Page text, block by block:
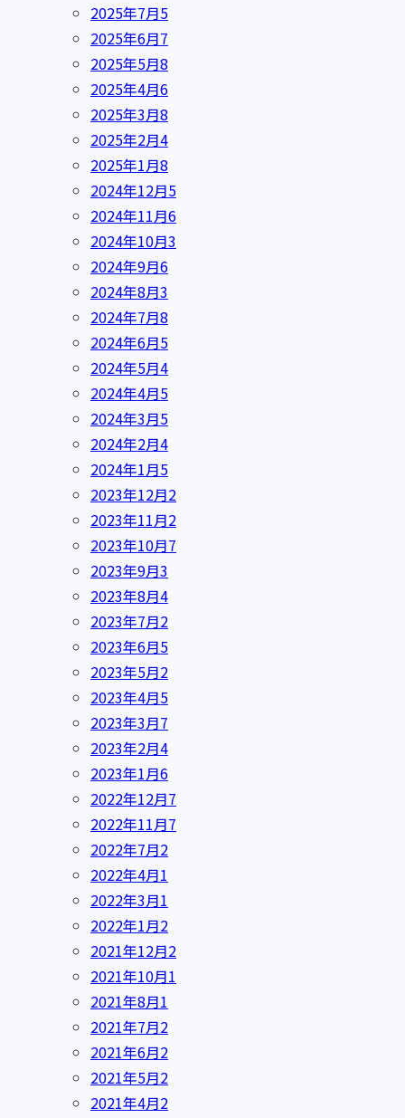
2025年7月5
2025年6月7
2025年5月8
2025年4月6
2025年3月8
2025年2月4
2025年1月8
2024年12月5
2024年11月6
2024年10月3
2024年9月6
2024年8月3
2024年7月8
2024年6月5
2024年5月4
2024年4月5
2024年3月5
2024年2月4
2024年1月5
2023年12月2
2023年11月2
2023年10月7
2023年9月3
2023年8月4
2023年7月2
2023年6月5
2023年5月2
2023年4月5
2023年3月7
2023年2月4
2023年1月6
2022年12月7
2022年11月7
2022年7月2
2022年4月1
2022年3月1
2022年1月2
2021年12月2
2021年10月1
2021年8月1
2021年7月2
2021年6月2
2021年5月2
2021年4月2